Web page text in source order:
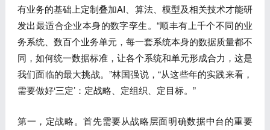
有业务的基础上定制叠加AI、算法、模型及相关技术才能研
发出最适合企业本身的数字孪生。“顺丰有上千个不同的业
务系统、数百个业务单元，每一套系统本身的数据质量都不
同，如何统一数据标准，让各个系统和单元形成合力，这是
我们面临的最大挑战。”林国强说，“从这些年的实践来看，
需要做好‘三定’：定战略、定组织、定目标。”
第一，定战略。首先需要从战略层面明确数据中台的重要